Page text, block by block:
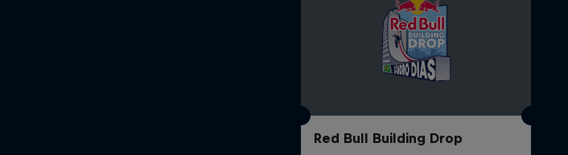
Red Bull Building Drop